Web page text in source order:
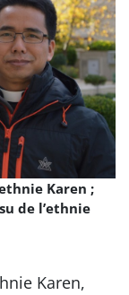
Karen ;
de l’ethnie
Karen,